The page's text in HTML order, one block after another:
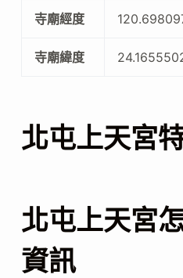
寺廟經度
寺廟緯度
北屯上天宮
北屯上天宮
資訊